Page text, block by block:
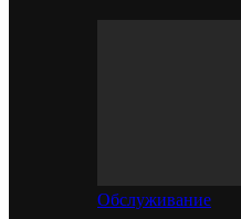
Обслуживание